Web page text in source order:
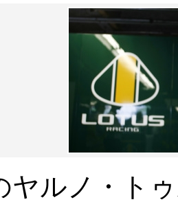
ヤルノ・ト